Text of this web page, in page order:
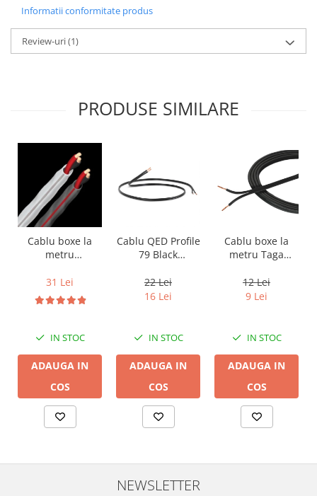
Informatii conformitate produs
Review-uri(1)
PRODUSE SIMILARE
Cablu boxe la
metru
DB 16/2,
conductor cupru
LGC
31 Lei
IN STOC
ADAUGA IN
COS
Cablu QED Profile
79 Black
22 Lei
16 Lei
IN STOC
ADAUGA IN
COS
Cablu boxe la
metru Taga
14B, 2 x 2mm
12 Lei
9 Lei
IN STOC
ADAUGA IN
COS
NEWSLETTER